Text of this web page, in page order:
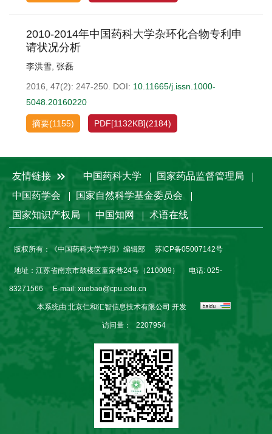
2010-2014年中国药科大学杂环化合物专利申
请状况分析
李洪雪 张磊
2016, 47(2): 247-250. DOI: 10.11665/j.issn.1000-
5048.20160220
摘要(1155) PDF[1132KB](2184)
友情链接 中国药科大学
国家药品监督管理局
中国药学会
国家自然科学基金委员会
国家知识产权局
中国知网 术语在线
版权所有：《中国药科大学学报》编辑部 苏ICP备05007142号
地址：江苏省南京市鼓楼区童家巷24号（210009） 电话: 025-
83271566 E-mail: xuebao@cpu.edu.cn
本系统由 北京仁和汇智信息技术有限公司 开发
访问量： 2207954